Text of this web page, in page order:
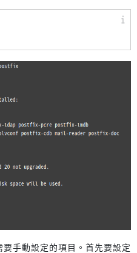
手動設定的項目。首先要設定